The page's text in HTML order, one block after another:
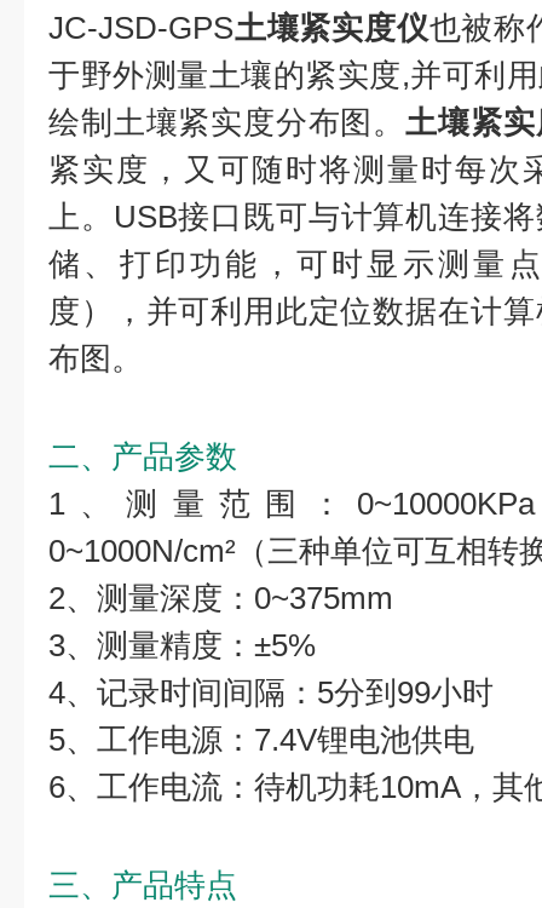
JC-JSD-GPS土壤紧实度仪也被称
于野外测量土壤的紧实度,并可利
绘制土壤紧实度分布图。土壤紧
紧实度，又可随时将测量时每次
上。USB接口既可与计算机连接
储、打印功能，可时显示测量
度），并可利用此定位数据在计
布图。
二、产品参数
1、测量范围：0~10000KPa
0~1000N/cm²（三种单位可互相转
2、测量深度：0~375mm
3、测量精度：±5%
4、记录时间间隔：5分到99小时
5、工作电源：7.4V锂电池供电
6、工作电流：待机功耗10mA，其
三、产品特点